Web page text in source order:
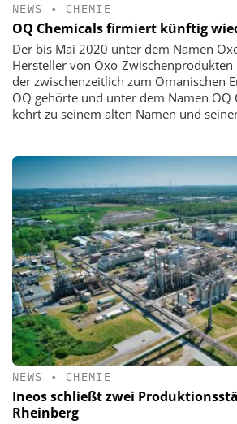
NEWS • CHEMIE
OQ Chemicals firmiert künftig
Der bis Mai 2020 unter dem Namen
Hersteller von Oxo-
der zwischenzeitlich zum Omanischen
OQ gehörte und unter dem Namen OQ
kehrt zu seinem alten Namen und
NEWS • CHEMIE
Ineos schließt zwei
Rheinberg